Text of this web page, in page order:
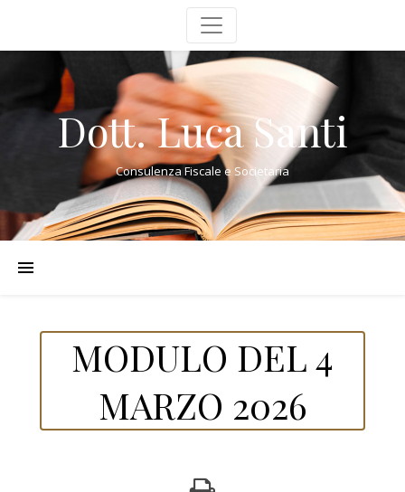
Dott. Luca Santi
Consulenza Fiscale e Societaria
MODULO DEL 4
MARZO 2026